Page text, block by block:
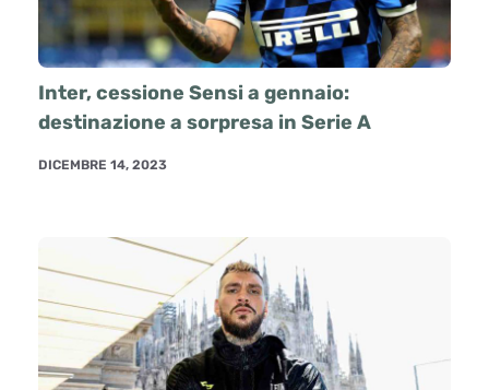
Inter, cessione Sensi a gennaio:
destinazione a sorpresa in Serie A
DICEMBRE 14, 2023